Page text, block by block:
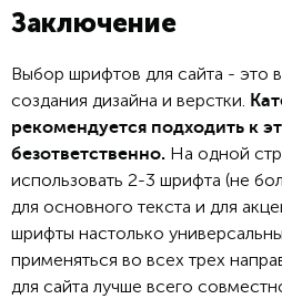
Заключение
Выбор шрифтов для сайта - это
создания дизайна и верстки.
рекомендуется подходить к
безответственно. На одной
использовать 2-3 шрифта (не
для основного текста и для
шрифты настолько
применяться во всех трех
для сайта лучше всего